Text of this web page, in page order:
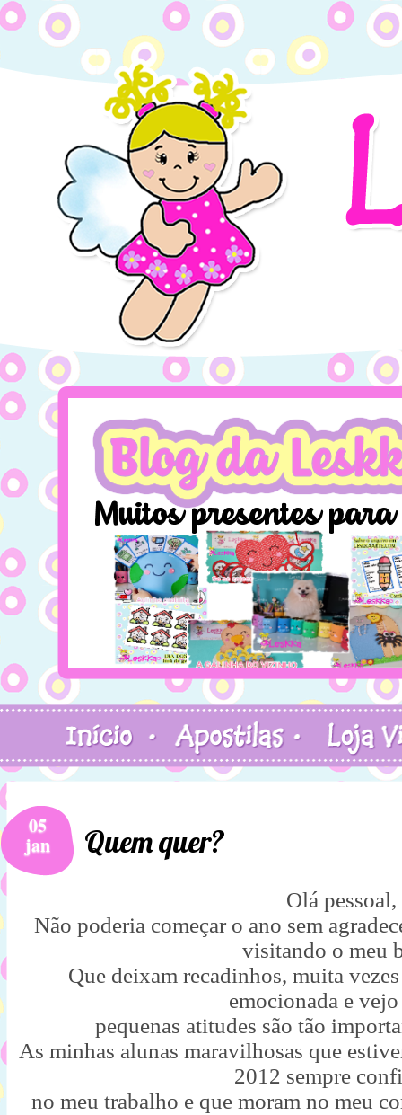
05
jan Quem quer?
Olá pessoal,
Não poderia começar o ano sem
visitando o meu
Que deixam recadinhos, muita
emocionada e
pequenas atitudes são tão
As minhas alunas maravilhosas que
2012 sempre
no meu trabalho e que moram no meu